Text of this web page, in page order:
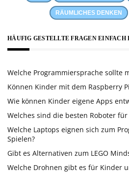
RÄUMLICHES DENKEN
HÄUFIG GESTELLTE FRAGEN EINFACH
Welche Programmiersprache sollte
Können Kinder mit dem Raspberry
Wie können Kinder eigene Apps
Welches sind die besten Roboter für
Welche Laptops eignen sich zum
Spielen?
Gibt es Alternativen zum LEGO
Welche Drohnen gibt es für Kinder